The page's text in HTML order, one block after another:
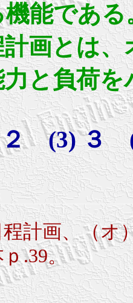
能である
画とは
と負荷
(3) ３
計画、（オ
.39。